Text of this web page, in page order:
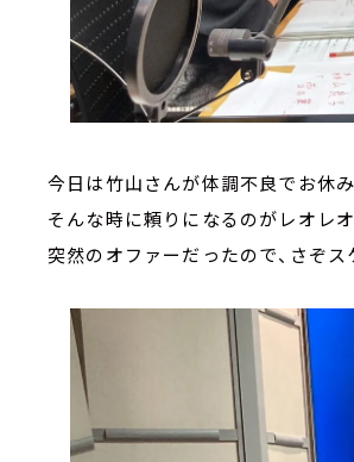
今日は竹山さんが体調不良でお休み
そんな時に頼りになるのがレオレオ
突然のオファーだったので、さぞス